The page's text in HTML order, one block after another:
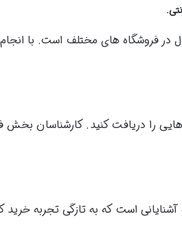
فروشگاه های مختلف است. با انجام
را دریافت کنید. کارشناسان بخش
است که به تازگی تجربه خرید